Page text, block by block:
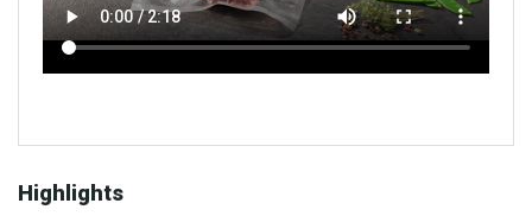
Highlights